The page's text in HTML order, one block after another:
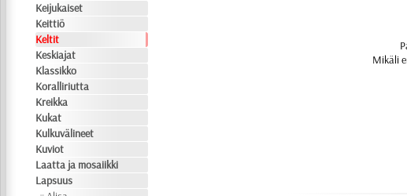
Keijukaiset
Keittiö
Keltit
Keskiajat
Klassikko
Koralliriutta
Kreikka
Kukat
Kulkuvälineet
Kuviot
Laatta ja mosaiikki
Lapsuus
Mikäli